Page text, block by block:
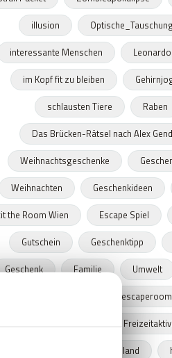
illusion
interessante Menschen
im Kopf fit zu bleiben
schlausten Tiere
Raben
Das Brücken-Rätsel nach Alex
Weihnachtsgeschenke
Weihnachten
Geschenkideen
the Room Wien
Escape Spiel
Gutschein
Geschenktipp
Geschenk
Familie Umwelt
escaperoom
Morde in Deutschland